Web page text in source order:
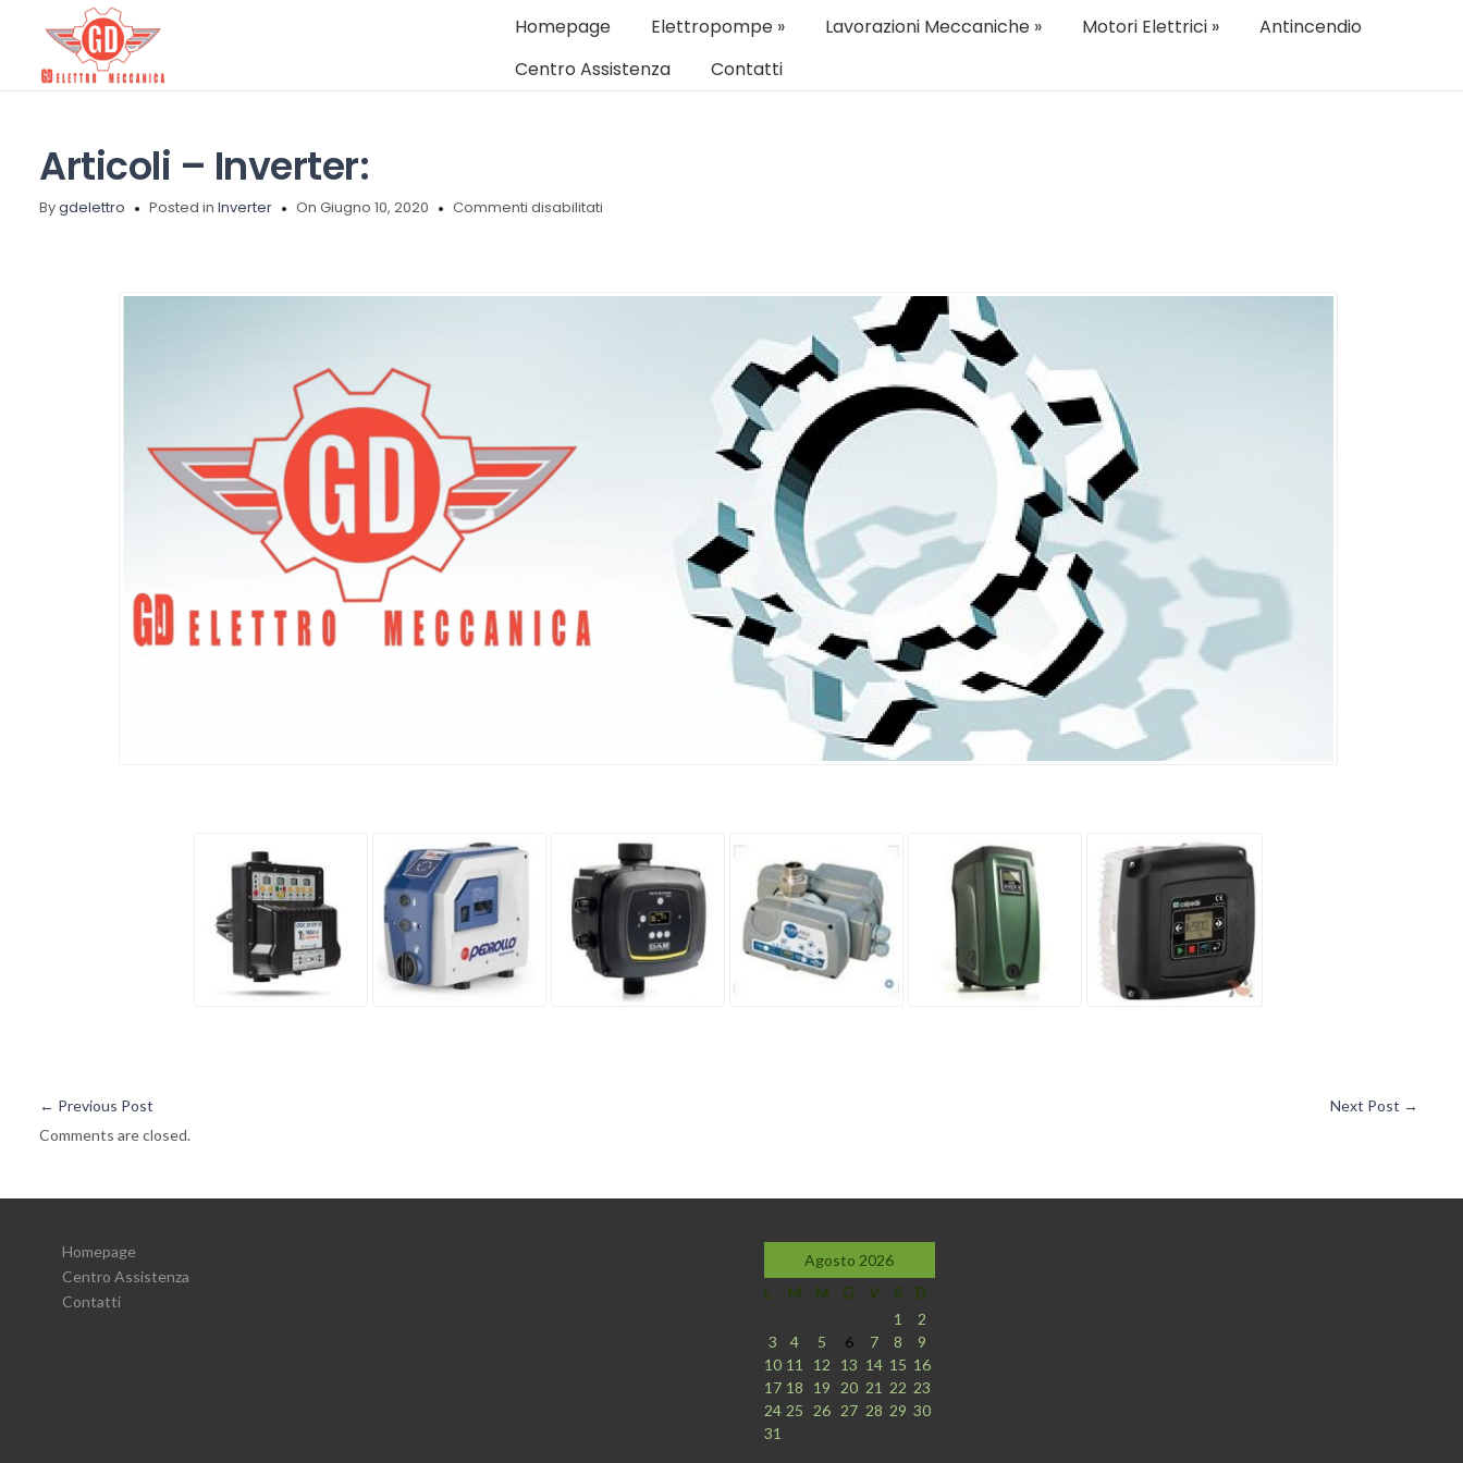
Homepage Elettropompe » Lavorazioni Meccaniche » Motori Elettrici »
Antincendio
Centro Assistenza
Contatti
Articoli – Inverter:
Bygdelettro Posted inInverter On Giugno 10, 2020 Commenti disabilitati
← Previous Post Next Post →
Comments are closed.
Homepage
Centro Assistenza
Contatti
Agosto 2026
L
M M G V S
D
1
2
3
4 5 6 7 8
9
10 11 12 13 14 15 16
17 18 19 20 21 22 23
24 25 26 27 28 29 30
31